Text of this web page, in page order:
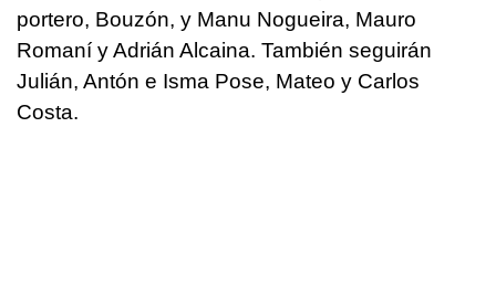
portero, Bouzón, y Manu Nogueira, Mauro
Romaní y Adrián Alcaina. También seguirán
Julián, Antón e Isma Pose, Mateo y Carlos
Costa.